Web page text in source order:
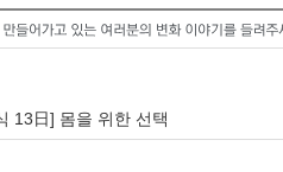
13日] 몸을 위한 선택